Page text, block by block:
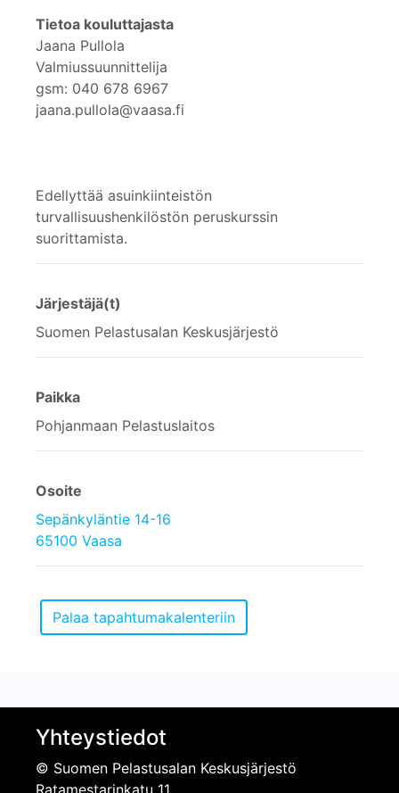
Tietoa kouluttajasta
Jaana Pullola
Valmiussuunnittelija
gsm: 040 678 6967
jaana.pullola@vaasa.fi
Edellyttää asuinkiinteistön
turvallisuushenkilöstön peruskurssin
suorittamista.
Järjestäjä(t)
Suomen Pelastusalan Keskusjärjestö
Paikka
Pohjanmaan Pelastuslaitos
Osoite
Sepänkyläntie 14-16
65100 Vaasa
Yhteystiedot
© Suomen Pelastusalan Keskusjärjestö
Ratamestarinkatu 11